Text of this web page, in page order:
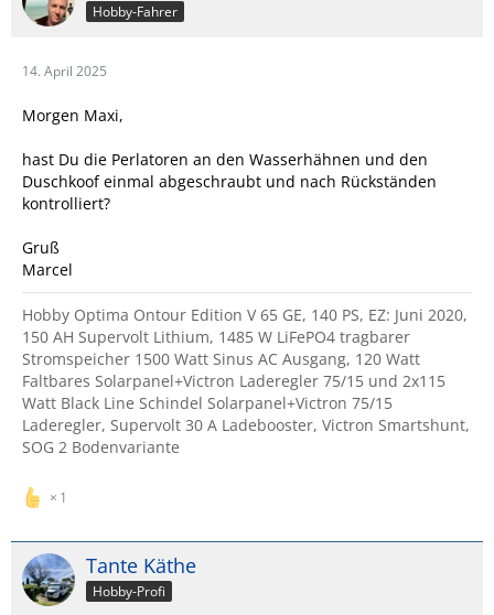
Hobby-Fahrer
14. April 2025
Morgen Maxi,
hast Du die Perlatoren an den Wasserhähnen und den
Duschkoof einmal abgeschraubt und nach Rückständen
kontrolliert?
Gruß
Marcel
Hobby Optima Ontour Edition V 65 GE, 140 PS, EZ: Juni 2020,
150 AH Supervolt Lithium, 1485 W LiFePO4 tragbarer
Stromspeicher 1500 Watt Sinus AC Ausgang, 120 Watt
Faltbares Solarpanel+Victron Laderegler 75/15 und 2x115
Watt Black Line Schindel Solarpanel+Victron 75/15
Laderegler, Supervolt 30 A Ladebooster, Victron Smartshunt,
SOG 2 Bodenvariante
1
Tante Käthe
Hobby-Profi